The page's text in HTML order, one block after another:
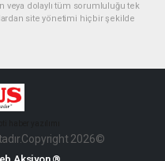
veya dolaylı tüm sorumluluğu tek
site yönetimi hiçbir şekilde
2026©